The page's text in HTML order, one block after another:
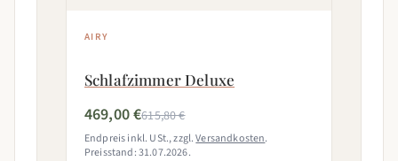
AIRY
Schlafzimmer Deluxe
469,00 €615,80 €
Endpreis inkl. USt., zzgl.Versandkosten.
Preisstand: 31.07.2026.